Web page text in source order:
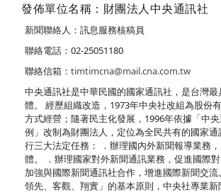
發佈單位名稱：財團法人中央通訊社
新聞聯絡人：訊息服務核稿員
聯絡電話：02-25051180
聯絡信箱： timtimcna@mail.cna.com.tw
中央通訊社是中華民國的國家通訊社，是台灣
體。 經歷組織改造，1973年中央社改組為股份
方式經營；隨著民主化發展，1996年依據「中
例」改制為財團法人，定位為全民共有的國家
行三大法定任務： ．辦理國內外新聞報導業務
體。 ．辦理國家對外新聞通訊業務，促進國際對
加強與國際新聞通訊社合作，增進國際新聞交流
領先、客觀、翔實」的基本原則，中央社專業新